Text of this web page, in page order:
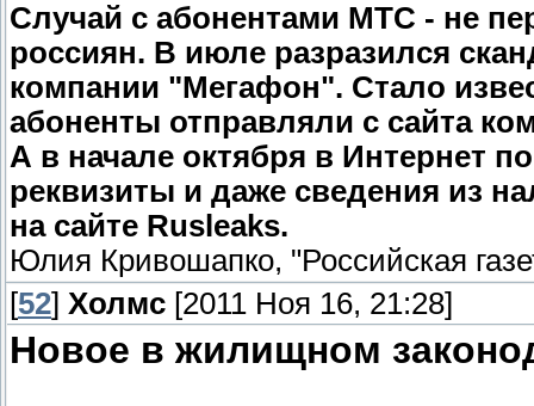
Случай с абонентами МТС - не
россиян. В июле разразился
компании "Мегафон". Стало
абоненты отправляли с сайта
А в начале октября в Интернет
реквизиты и даже сведения из
на сайте Rusleaks.
Юлия Кривошапко, "Российская
[52] Холмс [2011 Ноя 16, 21:28]
Новое в жилищном